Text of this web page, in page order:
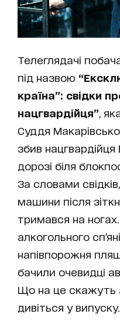
Телеглядачі
під назвою
країна”: свідки
нацгвардійця” ,
Суддя
збив
дорозі біля
За словами
машини після
тримався на
алкогольного
напівпорожня
бачили очевидці
Що на це скажуть
дивіться у випуску.